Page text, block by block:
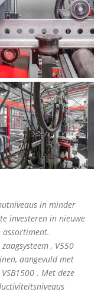
in minder
investeren in nieuwe
assortiment.
, V550
aangevuld met
. Met deze